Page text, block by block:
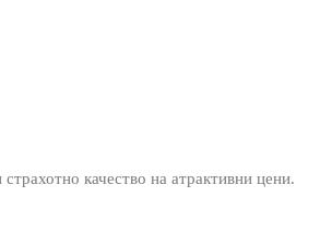
качество на атрактивни цени.